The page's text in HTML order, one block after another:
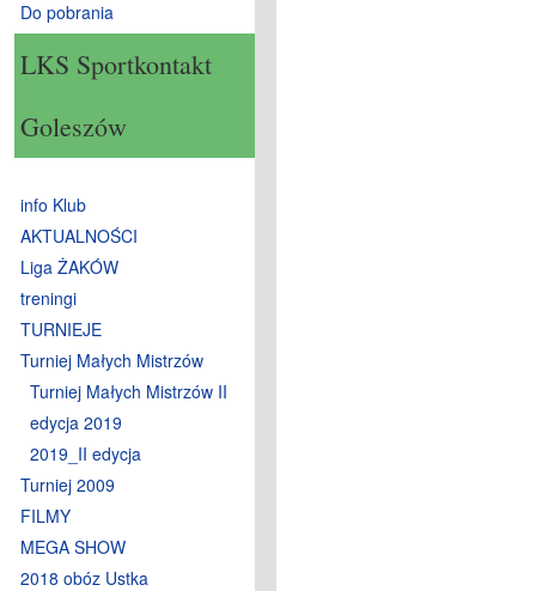
Do pobrania
LKS Sportkontakt
Goleszów
info Klub
AKTUALNOŚCI
Liga ŻAKÓW
treningi
TURNIEJE
Turniej Małych Mistrzów
Turniej Małych Mistrzów II
edycja 2019
2019_II edycja
Turniej 2009
FILMY
MEGA SHOW
2018 obóz Ustka